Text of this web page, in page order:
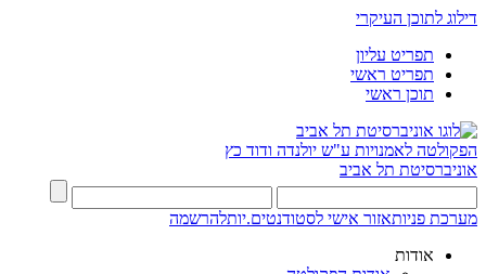
דילוג לתוכן העיקרי
תפריט עליון
תפריט ראשי
תוכן ראשי
הפקולטה לאמנויות ע"ש יולנדה ודוד כץ
אוניברסיטת תל אביב
מערכת פניותאזור אישי לסטודנטים.יותלהרשמה
אודות